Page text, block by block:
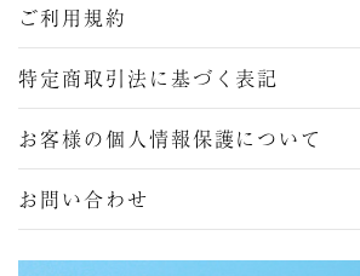
ご利用規約
特定商取引法に基づく表記
お客様の個人情報保護について
お問い合わせ